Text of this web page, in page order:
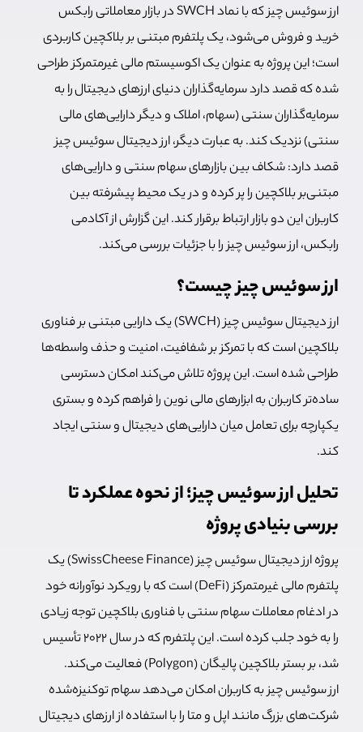
ارز سوئیس چیز که با نماد SWCH در بازار معاملاتی رابکس
خرید و فروش می‌شود، یک پلتفرم مبتنی بر بلاکچین کاربردی
است؛ این پروژه به عنوان یک اکوسیستم مالی غیرمتمرکز طراحی
شده که قصد دارد سرمایه‌گذاران دنیای ارزهای دیجیتالرا به
سرمایه‌گذاران سنتی (سهام، املاک و دیگر دارایی‌های مالی
سنتی) نزدیک کند. به عبارت دیگر، ارز دیجیتال سوئیس چیز
قصد دارد: شکاف بین بازارهای سهام سنتی و دارایی‌های
مبتنی‌بر بلاکچین را پر کرده و در یک محیط پیشرفته بین
کاربران این دو بازار ارتباط برقرار کند. این گزارش از آکادمی
رابکس، ارز سوئیس چیز را با جزئیات بررسی می‌کند.
ارز سوئیس چیز چیست؟
ارز دیجیتال سوئیس چیز (SWCH) یک دارایی مبتنی بر فناوری
بلاکچین است که با تمرکز بر شفافیت، امنیت و حذف واسطه‌ها
طراحی شده است. این پروژه تلاش می‌کند امکان دسترسی
ساده‌تر کاربران به ابزارهای مالی نوین را فراهم کرده و بستری
یکپارچه برای تعامل میان دارایی‌های دیجیتال و سنتی ایجاد
کند.
تحلیل ارز سوئیس چیز؛ از نحوه عملکرد تا
بررسی بنیادی پروژه
پروژه ارز دیجیتال سوئیس چیز (SwissCheese Finance) یک
پلتفرم مالی غیرمتمرکز (DeFi) است که با رویکرد نوآورانه خود
در ادغام معاملات سهام سنتی با فناوری بلاکچین توجه زیادی
را به خود جلب کرده است. این پلتفرم که در سال ۲۰۲۲ تأسیس
شد، بر بستر بلاکچین پالیگان (Polygon) فعالیت می‌کند.
ارز سوئیس چیز به کاربران امکان می‌دهد سهام توکنیزه‌شده
شرکت‌های بزرگ مانند اپل و متا را با استفاده از ارزهای دیجیتال